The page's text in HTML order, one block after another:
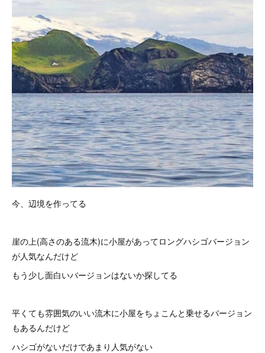
今、辺境を作ってる
崖の上(高さのある流木)に小屋があってロングハシゴバージョン
が人気なんだけど
もう少し面白いバージョンはないか探してる
平くても雰囲気のいい流木に小屋をちょこんと乗せるバージョン
もあるんだけど
ハシゴがないだけであまり人気がない